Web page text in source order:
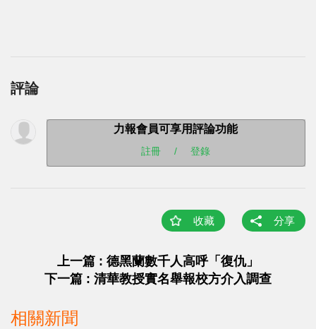
評論
力報會員可享用評論功能
註冊 / 登錄
收藏 分享
上一篇 : 德黑蘭數千人高呼「復仇」
下一篇 : 清華教授實名舉報校方介入調查
相關新聞